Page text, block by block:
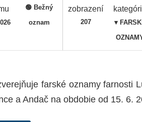
🟢 Bežný
oznam
zobrazení
207
▾
farské oznamy farnosti
a Andač na obdobie od 15. 6.